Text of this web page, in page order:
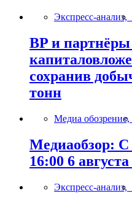
Экспресс-анализ,
BP и
сохранив
тонн
Медиа обозрение,
Медиаобзор: С
16:00 6
Экспресс-анализ,